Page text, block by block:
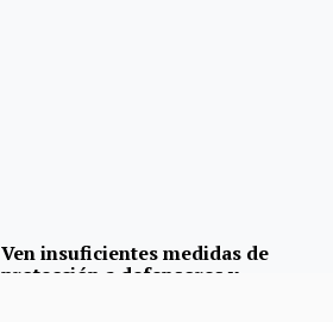
Ven insuficientes medidas de
protección a defensores y